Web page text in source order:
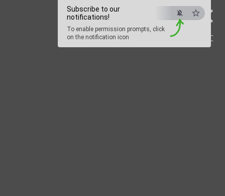
×
ESC
Subscribe to our
notifications!
To enable permission prompts, click
on the notification icon